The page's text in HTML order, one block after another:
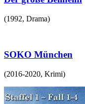
(1992, Drama)
SOKO München
(2016-2020, Krimi)